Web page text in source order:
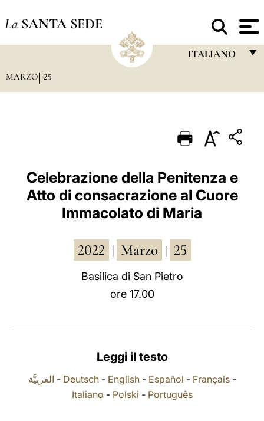
La SANTA SEDE
ITALIANO
PORTUGUÊS
DEUTSCH
POLSKI
العربيّة
中文
MARZO 25
Celebrazione della Penitenza e
Atto di consacrazione al Cuore
Immacolato di Maria
2022 Marzo 25
Basilica di San Pietro
ore 17.00
Leggi il testo
العربيَّة - Deutsch- English- Español - Français-
Italiano - Polski - Português